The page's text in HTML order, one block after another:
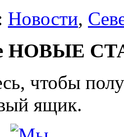
Новости,
НОВЫЕ
чтобы
ящик.